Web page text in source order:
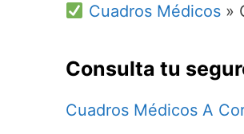
Cuadros Médicos»
Consulta tu
Cuadros Médicos A